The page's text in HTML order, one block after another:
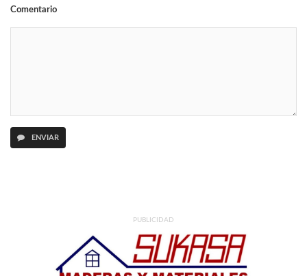
Comentario
ENVIAR
PUBLICIDAD